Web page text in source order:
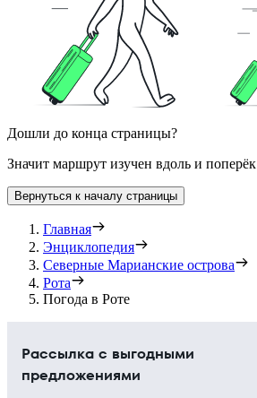
Дошли до конца страницы?
Значит маршрут изучен вдоль и поперёк
Вернуться к началу страницы
Главная
Энциклопедия
Северные Марианские острова
Рота
Погода в Роте
Рассылка с выгодными
предложениями